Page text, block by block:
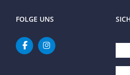
FOLGE UNS